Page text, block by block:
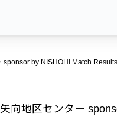
sponsor by NISHOHI Match Results
向地区センター